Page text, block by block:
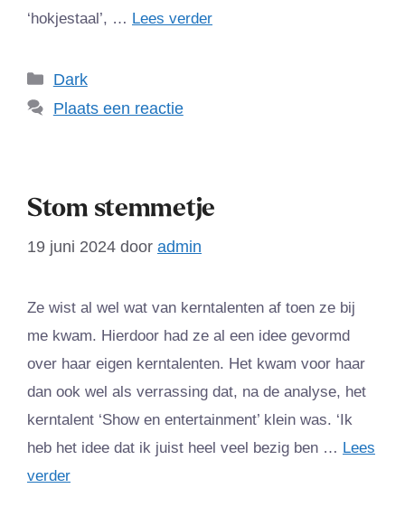
‘hokjestaal’, … Lees verder
Categorieën
Dark
Plaats een reactie
Stom stemmetje
19 juni 2024 door admin
Ze wist al wel wat van kerntalenten af toen ze bij
me kwam. Hierdoor had ze al een idee gevormd
over haar eigen kerntalenten. Het kwam voor haar
dan ook wel als verrassing dat, na de analyse, het
kerntalent ‘Show en entertainment’ klein was. ‘Ik
heb het idee dat ik juist heel veel bezig ben … Lees
verder